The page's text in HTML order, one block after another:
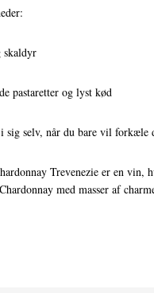
pastaretter og lyst kød
sig selv, når du bare vil
Trevenezie er en vin,
med masser af